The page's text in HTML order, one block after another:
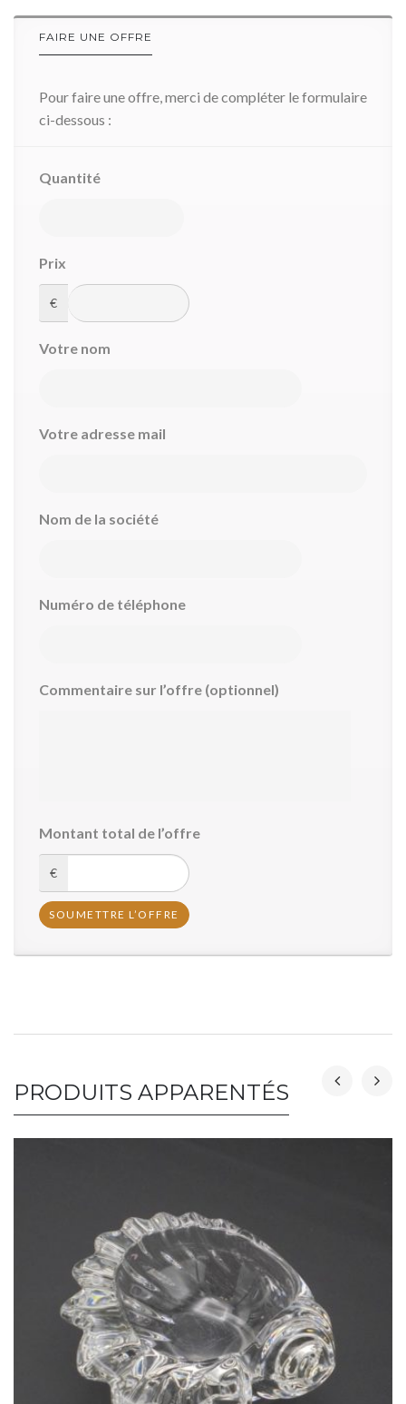
FAIRE UNE OFFRE
Pour faire une offre, merci de compléter le formulaire
ci-dessous :
Quantité
Prix
€
Votre nom
Votre adresse mail
Nom de la société
Numéro de téléphone
Commentaire sur l’offre (optionnel)
Montant total de l’offre
€
PRODUITS APPARENTÉS